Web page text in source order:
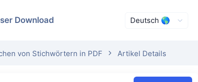
Download
von Stichwörtern in PDF Artikel Details